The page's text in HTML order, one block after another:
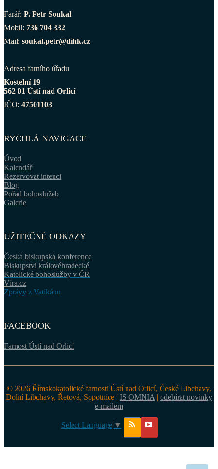
Farář: P. Petr Soukal
Mobil: 736 704 332
Mail: soukal.petr@dihk.cz
Adresa farního úřadu
Kostelní 19
562 01 Ústí nad Orlicí
IČO: 47501103
RYCHLÁ NAVIGACE
Úvod
Kalendář
Rezervovat intenci
Blog
Pořad bohoslužeb
Galerie
UŽITEČNÉ ODKAZY
Česká biskupská konference
Biskupství královéhradecké
Katolické bohoslužby v ČR
Víra.cz
Zprávy z Vatikánu
FACEBOOK
Farnost Ústí nad Orlicí
© 2026 Římskokatolické farnosti Ústí nad Orlicí, České Libchavy,
Dolní Libchavy, Řetová, Sopotnice | IS OMNIA | odebírat novinky
e-mailem
Select Language ▼